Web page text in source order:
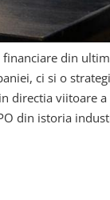
din
ci si o
in directia viitoare
din istoria